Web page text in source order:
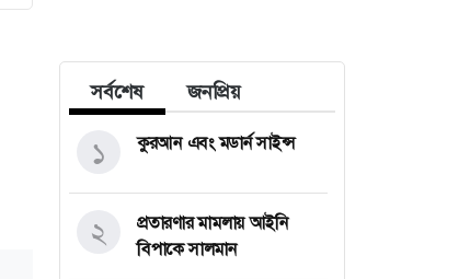
সর্বশেষ জনপ্রিয়
কুরআন এবং মডার্ন সাইন্স
১
প্রতারণার মামলায় আইনি
বিপাকে সালমান
২